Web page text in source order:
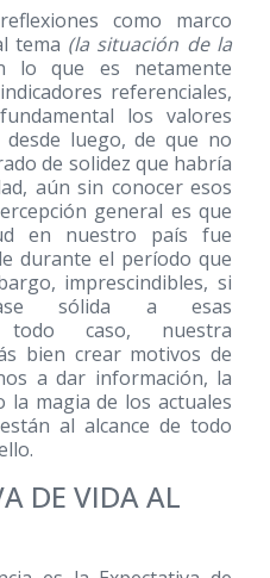
como marco
tema (la situación de la
lo que es netamente
referenciales,
los valores
desde luego, de que no
de solidez que habría
aún sin conocer esos
general es que
en nuestro país fue
durante el período que
imprescindibles, si
sólida a esas
todo caso, nuestra
bien crear motivos de
a dar información, la
la magia de los actuales
al alcance de todo
DE VIDA AL